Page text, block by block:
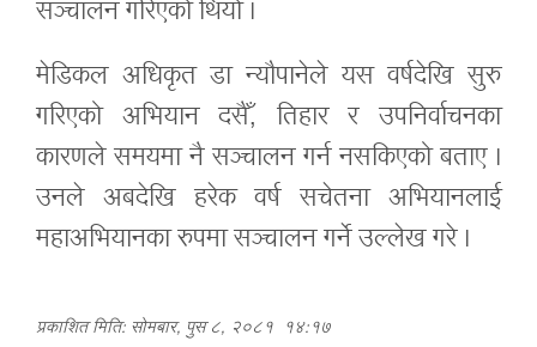
सञ्चालन गरिएको थियो ।
मेडिकल अधिकृत डा न्यौपानेले यस वर्षदेखि सुरु
गरिएको अभियान दसैँ, तिहार र उपनिर्वाचनका
कारणले समयमा नै सञ्चालन गर्न नसकिएको बताए ।
उनले अबदेखि हरेक वर्ष सचेतना अभियानलाई
महाअभियानका रुपमा सञ्चालन गर्ने उल्लेख गरे ।
प्रकाशित मिति: सोमबार, पुस ८, २०८१ १४:१७